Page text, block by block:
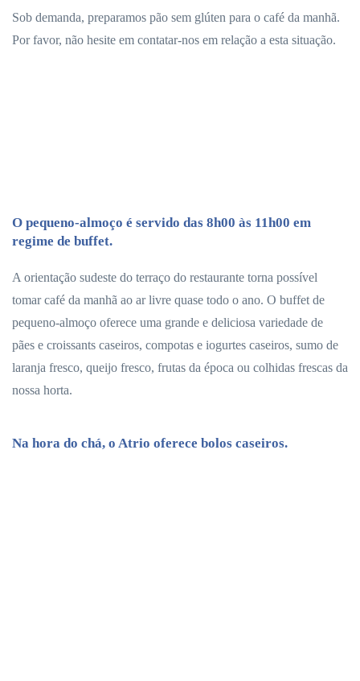
Sob demanda, preparamos pão sem glúten para o café da manhã.
Por favor, não hesite em contatar-nos em relação a esta situação.
O pequeno-almoço é servido das 8h00 às 11h00 em
regime de buffet.
A orientação sudeste do terraço do restaurante torna possível
tomar café da manhã ao ar livre quase todo o ano. O buffet de
pequeno-almoço oferece uma grande e deliciosa variedade de
pães e croissants caseiros, compotas e iogurtes caseiros, sumo de
laranja fresco, queijo fresco, frutas da época ou colhidas frescas da
nossa horta.
Na hora do chá, o Atrio oferece bolos caseiros.